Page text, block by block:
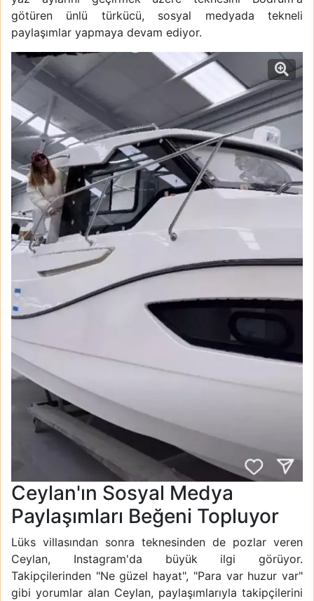
götüren ünlü türkücü, sosyal medyada tekneli
paylaşımlar yapmaya devam ediyor.
Ceylan'ın Sosyal Medya
Paylaşımları Beğeni Topluyor
Lüks villasından sonra teknesinden de pozlar veren
Ceylan, Instagram'da büyük ilgi görüyor.
Takipçilerinden "Ne güzel hayat", "Para var huzur var"
gibi yorumlar alan Ceylan, paylaşımlarıyla takipçilerini